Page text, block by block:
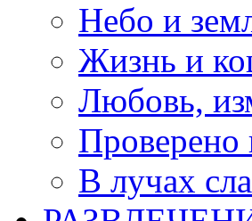
Небо и
Жизнь и
Любовь,
Проверено
В лучах